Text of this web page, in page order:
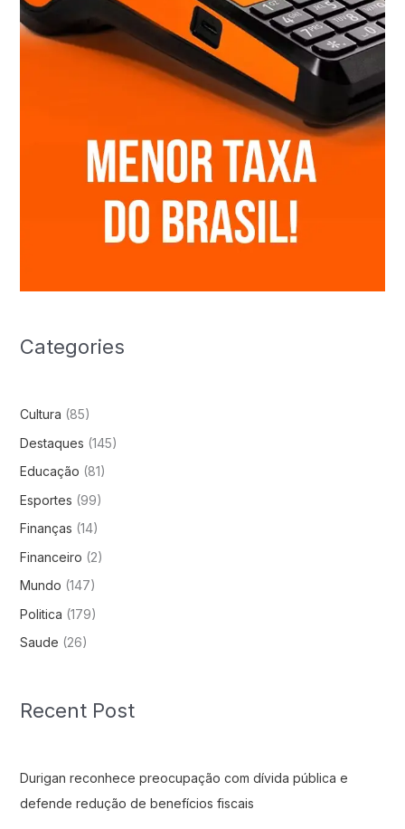
Categories
Cultura (85)
Destaques (145)
Educação (81)
Esportes (99)
Finanças (14)
Financeiro (2)
Mundo (147)
Politica (179)
Saude (26)
Recent Post
Durigan reconhece preocupação com dívida pública e
defende redução de benefícios fiscais